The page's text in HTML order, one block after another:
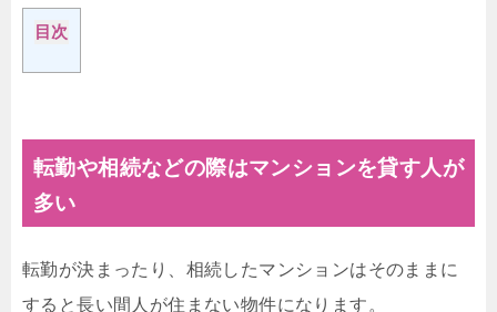
目次
転勤や相続などの際はマンションを貸す人が
多い
転勤が決まったり、相続したマンションはそのままに
すると長い間人が住まない物件になります。